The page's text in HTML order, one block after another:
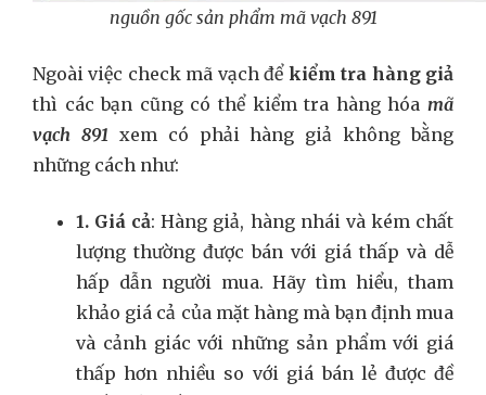
nguồn gốc sản phẩm mã vạch 891
Ngoài việc check mã vạch để kiểm tra hàng giả
thì các bạn cũng có thể kiểm tra hàng hóa mã
vạch 891 xem có phải hàng giả không bằng
những cách như:
1. Giá cả: Hàng giả, hàng nhái và kém chất
lượng thường được bán với giá thấp và dễ
hấp dẫn người mua. Hãy tìm hiểu, tham
khảo giá cả của mặt hàng mà bạn định mua
và cảnh giác với những sản phẩm với giá
thấp hơn nhiều so với giá bán lẻ được đề